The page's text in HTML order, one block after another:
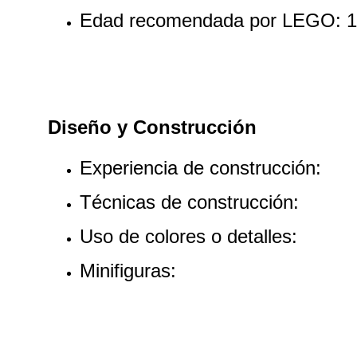
Edad recomendada por LEGO:
Diseño y Construcción
Experiencia de construcción:
Técnicas de construcción:
Uso de colores o detalles:
Minifiguras: